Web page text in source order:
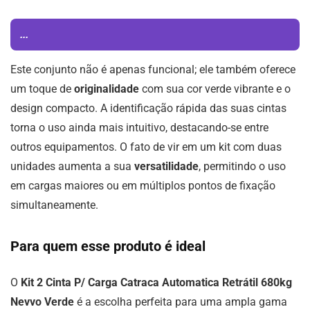
...
Este conjunto não é apenas funcional; ele também oferece
um toque de originalidade com sua cor verde vibrante e o
design compacto. A identificação rápida das suas cintas
torna o uso ainda mais intuitivo, destacando-se entre
outros equipamentos. O fato de vir em um kit com duas
unidades aumenta a sua versatilidade, permitindo o uso
em cargas maiores ou em múltiplos pontos de fixação
simultaneamente.
Para quem esse produto é ideal
O Kit 2 Cinta P/ Carga Catraca Automatica Retrátil 680kg
Nevvo Verde é a escolha perfeita para uma ampla gama